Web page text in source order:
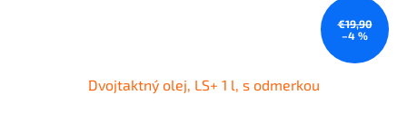
€19,90
–4 %
Dvojtaktný olej, LS+ 1 l, s odmerkou